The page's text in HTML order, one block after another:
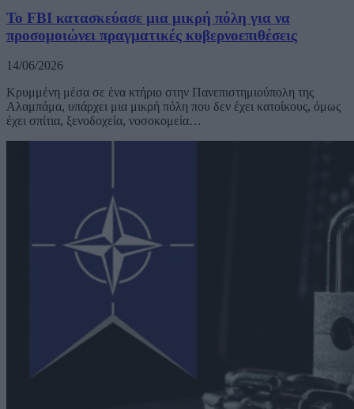
To FBI κατασκεύασε μια μικρή πόλη για να
προσομοιώνει πραγματικές κυβερνοεπιθέσεις
14/06/2026
Κρυμμένη μέσα σε ένα κτήριο στην Πανεπιστημιούπολη της
Αλαμπάμα, υπάρχει μια μικρή πόλη που δεν έχει κατοίκους, όμως
έχει σπίτια, ξενοδοχεία, νοσοκομεία…